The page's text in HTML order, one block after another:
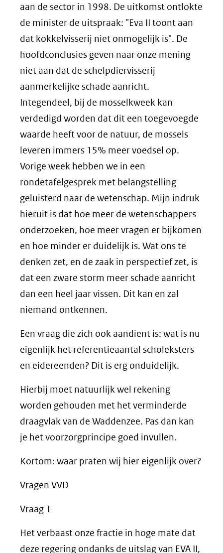
aan de sector in 1998. De uitkomst ontlokte
de minister de uitspraak: "Eva II toont aan
dat kokkelvisserij niet onmogelijk is". De
hoofdconclusies geven naar onze mening
niet aan dat de schelpdiervisserij
aanmerkelijke schade aanricht.
Integendeel, bij de mosselkweek kan
verdedigd worden dat dit een toegevoegde
waarde heeft voor de natuur, de mossels
leveren immers 15% meer voedsel op.
Vorige week hebben we in een
rondetafelgesprek met belangstelling
geluisterd naar de wetenschap. Mijn indruk
hieruit is dat hoe meer de wetenschappers
onderzoeken, hoe meer vragen er bijkomen
en hoe minder er duidelijk is. Wat ons te
denken zet, en de zaak in perspectief zet, is
dat een zware storm meer schade aanricht
dan een heel jaar vissen. Dit kan en zal
niemand ontkennen.
Een vraag die zich ook aandient is: wat is nu
eigenlijk het referentieaantal scholeksters
en eidereenden? Dit is erg onduidelijk.
Hierbij moet natuurlijk wel rekening
worden gehouden met het verminderde
draagvlak van de Waddenzee. Pas dan kan
je het voorzorgprincipe goed invullen.
Kortom: waar praten wij hier eigenlijk over?
Vragen VVD
Vraag 1
Het verbaast onze fractie in hoge mate dat
deze regering ondanks de uitslag van EVA II,